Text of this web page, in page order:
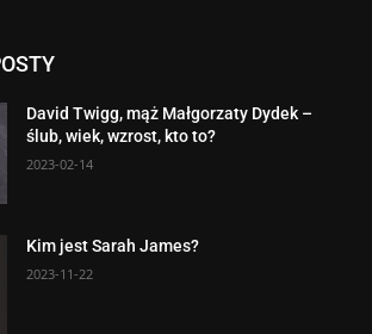
David Twigg, mąż Małgorzaty Dydek –
ślub, wiek, wzrost, kto to?
2023-02-14
Kim jest Sarah James?
2023-11-22